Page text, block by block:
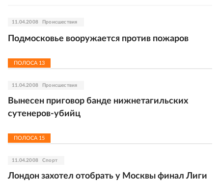
11.04.2008 Происшествия
Подмосковье вооружается против пожаров
ПОЛОСА 13
11.04.2008 Происшествия
Вынесен приговор банде нижнетагильских
сутенеров-убийц
ПОЛОСА 15
11.04.2008 Спорт
Лондон захотел отобрать у Москвы финал Лиги